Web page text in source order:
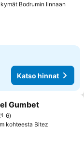
Bodrumin linnaan
Katso hinnat
Gumbet
6
kohteesta Bitez